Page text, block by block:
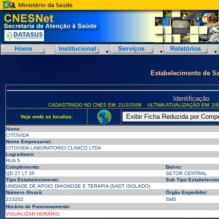
Estabelecimento de
Identificação
CADASTRADO NO CNES EM: 21/2/2006 ULTIMA ATUALIZAÇÃO EM:
Veja onde se localiza:
Nome:
CITOVIDA
Nome Empresarial:
CITOVIDA LABORATORIO CLINICO LTDA
Logradouro:
RUA 5
Complemento:
Bairro:
QD 27 LT 35
SETOR CENTRAL
Tipo Estabelecimento:
Sub Tipo
UNIDADE DE APOIO DIAGNOSE E TERAPIA (SADT ISOLADO)
Número Alvará:
Órgão Expedidor:
223202
SMS
Horário de Funcionamento:
VISUALIZAR HORÁRIO